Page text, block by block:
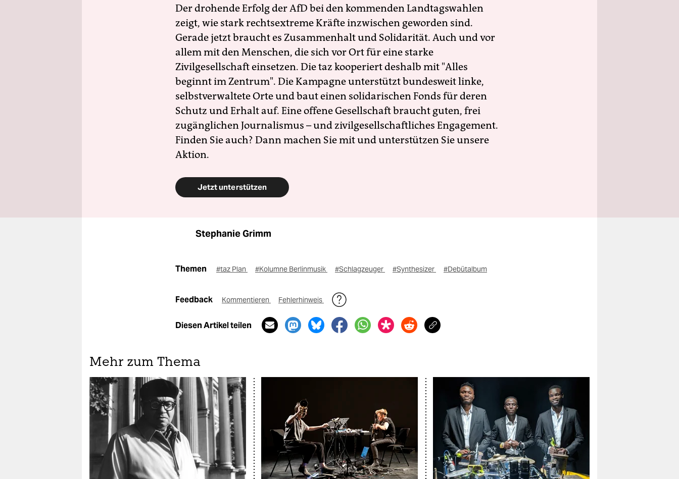
Der drohende Erfolg der AfD bei den kommenden Landtagswahlen
zeigt, wie stark rechtsextreme Kräfte inzwischen geworden sind.
Gerade jetzt braucht es Zusammenhalt und Solidarität. Auch und vor
allem mit den Menschen, die sich vor Ort für eine starke
Zivilgesellschaft einsetzen. Die taz kooperiert deshalb mit "Alles
beginnt im Zentrum". Die Kampagne unterstützt bundesweit linke,
selbstverwaltete Orte und baut einen solidarischen Fonds für deren
Schutz und Erhalt auf. Eine offene Gesellschaft braucht guten, frei
zugänglichen Journalismus – und zivilgesellschaftliches Engagement.
Finden Sie auch? Dann machen Sie mit und unterstützen Sie unsere
Aktion.
Jetzt unterstützen
Stephanie Grimm
Themen #taz Plan #Kolumne Berlinmusik #Schlagzeuger #Synthesizer #Debütalbum
Feedback Kommentieren Fehlerhinweis
Diesen Artikel teilen
Mehr zum Thema